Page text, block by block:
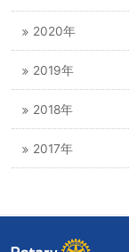
2020年
2019年
2018年
2017年